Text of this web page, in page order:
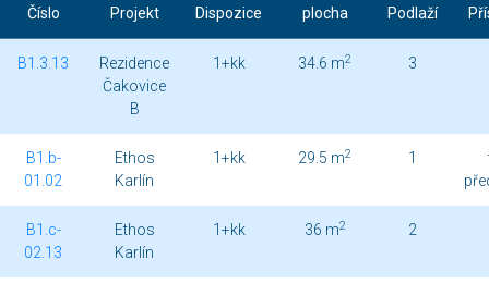
Číslo Projekt Dispozice
plocha
Podlaží
B1.3.13
Rezidence
Čakovice
B
1+kk 34.6 m2 3
B1.b-
01.02
Ethos
Karlín
1+kk 29.5 m2 1
B1.c-
02.13
Ethos
Karlín
1+kk 36 m2 2